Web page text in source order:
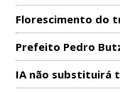
Florescimento do
Prefeito Pedro
IA não substituirá